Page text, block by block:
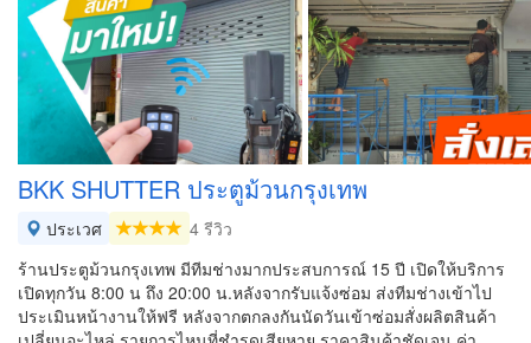
BKK SHUTTER ประตูม้วนกรุงเทพ
ประเวศ
4 รีวิว
ร้านประตูม้วนกรุงเทพ มีทีมช่างมากประสบการณ์ 15 ปี เปิดให้บริการ
เปิดทุกวัน 8:00 น ถึง 20:00 น.หลังจากรับแจ้งซ่อม ส่งทีมช่างเข้าไป
ประเมินหน้างานให้ฟรี หลังจากตกลงกันนัดวันเข้าซ่อมสั่งผลิตสินค้า